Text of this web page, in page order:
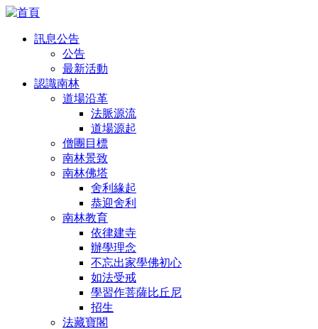
訊息公告
公告
最新活動
認識南林
道場沿革
法脈源流
道場源起
僧團目標
南林景致
南林佛塔
舍利緣起
恭迎舍利
南林教育
依律建寺
辦學理念
不忘出家學佛初心
如法受戒
學習作菩薩比丘尼
招生
法藏寶閣